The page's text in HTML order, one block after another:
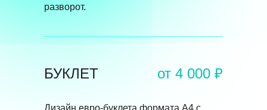
разворот.
БУКЛЕТ от 4 000 ₽
Дизайн евро-буклета формата А4 с